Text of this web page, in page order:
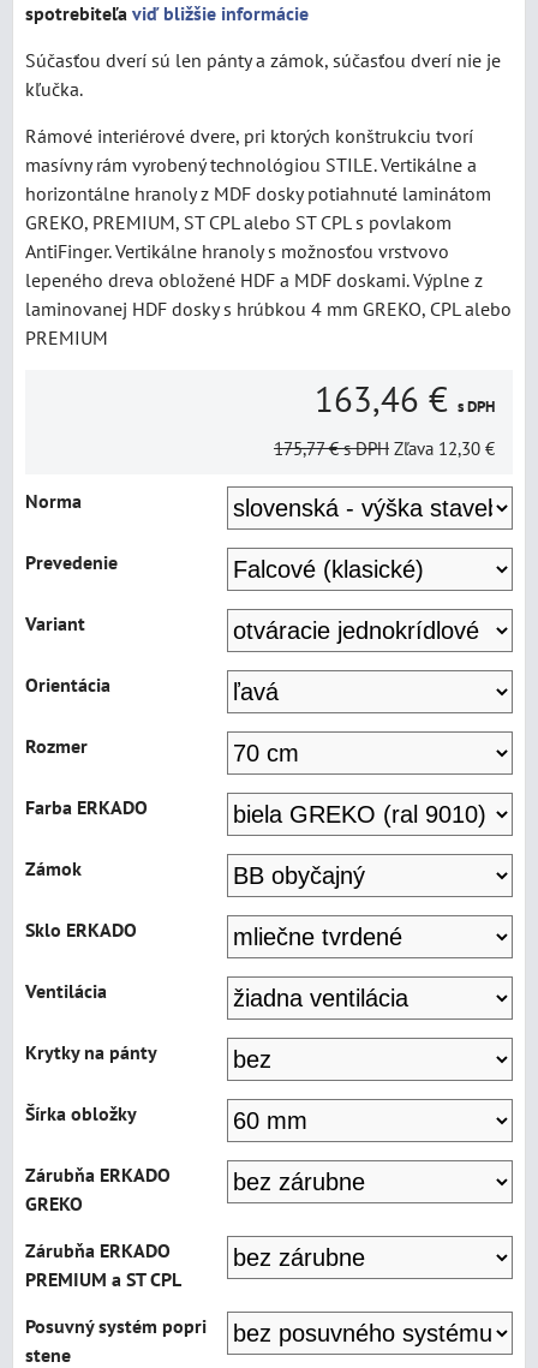
spotrebiteľa viď bližšie informácie
Súčasťou dverí sú len pánty a zámok, súčasťou dverí nie je
kľučka.
Rámové interiérové dvere, pri ktorých konštrukciu tvorí
masívny rám vyrobený technológiou STILE. Vertikálne a
horizontálne hranoly z MDF dosky potiahnuté laminátom
GREKO, PREMIUM, ST CPL alebo ST CPL s povlakom
AntiFinger. Vertikálne hranoly s možnosťou vrstvovo
lepeného dreva obložené HDF a MDF doskami. Výplne z
laminovanej HDF dosky s hrúbkou 4 mm GREKO, CPL alebo
PREMIUM
163,46 € s DPH
175,77 € s DPH Zľava 12,30 €
Norma
Prevedenie
Variant
Orientácia
Rozmer
Farba ERKADO
Zámok
Sklo ERKADO
Ventilácia
Krytky na pánty
Šírka obložky
Zárubňa ERKADO
GREKO
Zárubňa ERKADO
PREMIUM a ST CPL
Posuvný systém popri
stene